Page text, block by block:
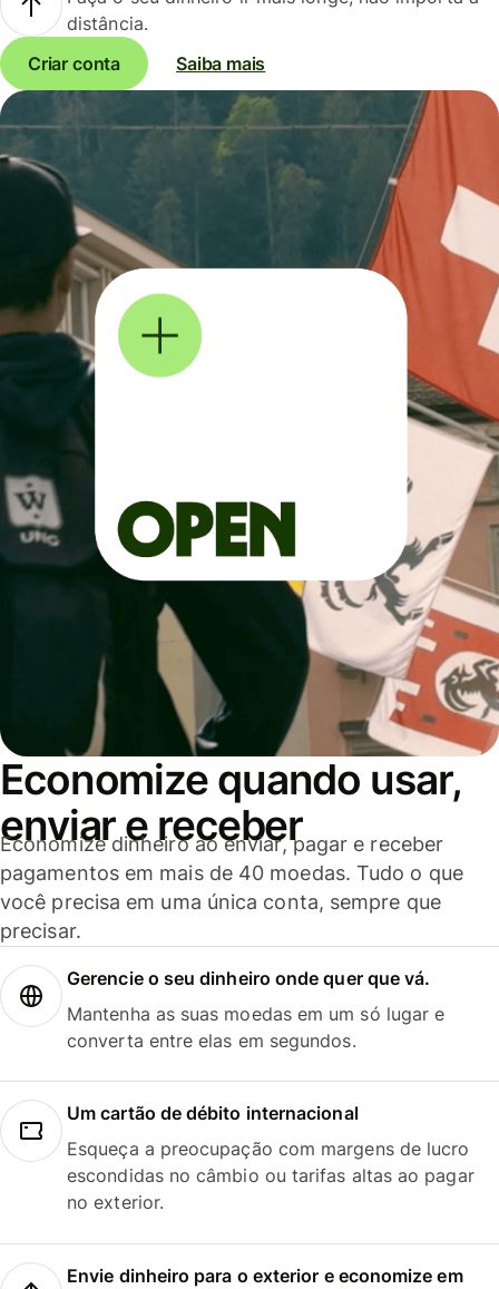
distância.
Criar conta
Saiba mais
Economize quando usar,
enviar e receber
Economize dinheiro ao enviar, pagar e receber
pagamentos em mais de 40 moedas. Tudo o que
você precisa em uma única conta, sempre que
precisar.
Gerencie o seu dinheiro onde quer que vá.
Mantenha as suas moedas em um só lugar e
converta entre elas em segundos.
Um cartão de débito internacional
Esqueça a preocupação com margens de lucro
escondidas no câmbio ou tarifas altas ao pagar
no exterior.
Envie dinheiro para o exterior e economize em